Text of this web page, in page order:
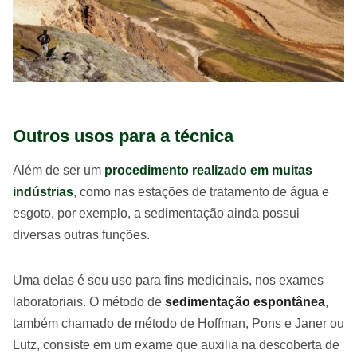
Outros usos para a técnica
Além de ser um procedimento realizado em muitas
indústrias, como nas estações de tratamento de água e
esgoto, por exemplo, a sedimentação ainda possui
diversas outras funções.
Uma delas é seu uso para fins medicinais, nos exames
laboratoriais. O método de sedimentação espontânea,
também chamado de método de Hoffman, Pons e Janer ou
Lutz, consiste em um exame que auxilia na descoberta de